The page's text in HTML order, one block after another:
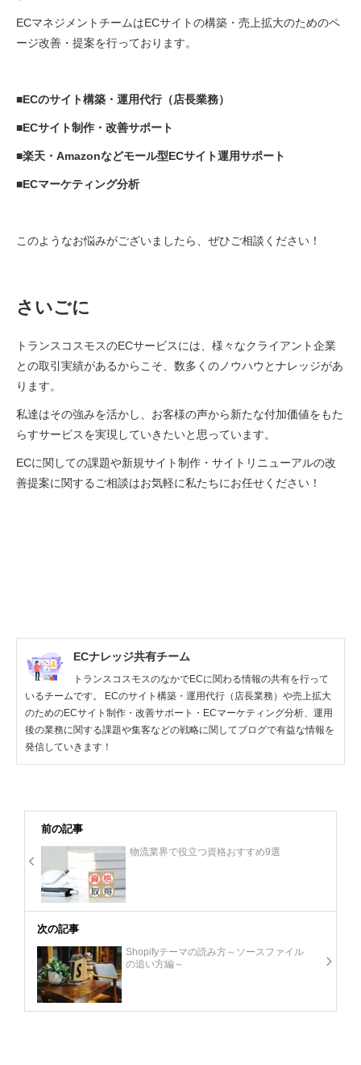
ECマネジメントチームはECサイトの構築・売上拡大のためのペ
ージ改善・提案を行っております。
■ECのサイト構築・運用代行（店長業務）
■ECサイト制作・改善サポート
■楽天・Amazonなどモール型ECサイト運用サポート
■ECマーケティング分析
このようなお悩みがございましたら、ぜひご相談ください！
さいごに
トランスコスモスのECサービスには、様々なクライアント企業
との取引実績があるからこそ、数多くのノウハウとナレッジがあ
ります。
私達はその強みを活かし、お客様の声から新たな付加価値をもた
らすサービスを実現していきたいと思っています。
ECに関しての課題や新規サイト制作・サイトリニューアルの改
善提案に関するご相談はお気軽に私たちにお任せください！
ECナレッジ共有チーム
トランスコスモスのなかでECに関わる情報の共有を行って
いるチームです。 ECのサイト構築・運用代行（店長業務）や売上拡大
のためのECサイト制作・改善サポート・ECマーケティング分析、運用
後の業務に関する課題や集客などの戦略に関してブログで有益な情報を
発信していきます！
前の記事
物流業界で役立つ資格おすすめ9選
次の記事
Shopifyテーマの読み方～ソースファイル
の追い方編～